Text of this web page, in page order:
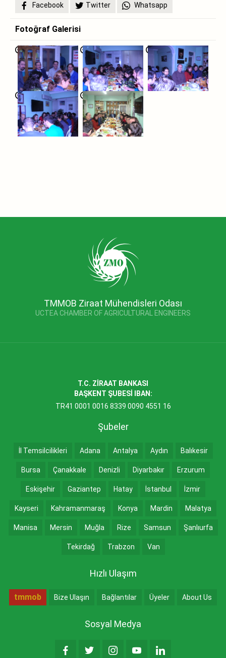
Facebook
Twitter Whatsapp
Fotoğraf Galerisi
TMMOB Ziraat Mühendisleri Odası
UCTEA CHAMBER OF AGRICULTURAL ENGINEERS
T.C. ZİRAAT BANKASI
BAŞKENT ŞUBESİ IBAN:
TR41 0001 0016 8339 0090 4551 16
Şubeler
İl Temsilcilikleri Adana Antalya Aydın Balıkesir
Bursa Çanakkale Denizli Diyarbakır Erzurum
Eskişehir Gaziantep Hatay İstanbul İzmir
Kayseri Kahramanmaraş Konya Mardin Malatya
Manisa Mersin Muğla Rize Samsun Şanlıurfa
Tekirdağ Trabzon Van
Hızlı Ulaşım
tmmob Bize Ulaşın Bağlantılar Üyeler About Us
Sosyal Medya